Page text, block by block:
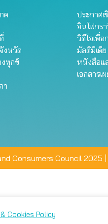
ค
งหวัด
งทุกข์
า
ประกาศ
อินโฟกร
วิดีโอเพื่อ
มัลติมีเดีย
หนังสือแ
เอกสารเ
Consumers Council 2025 |
Cookies Policy
ตั้งค่าความเป็นส่วนตัวได้